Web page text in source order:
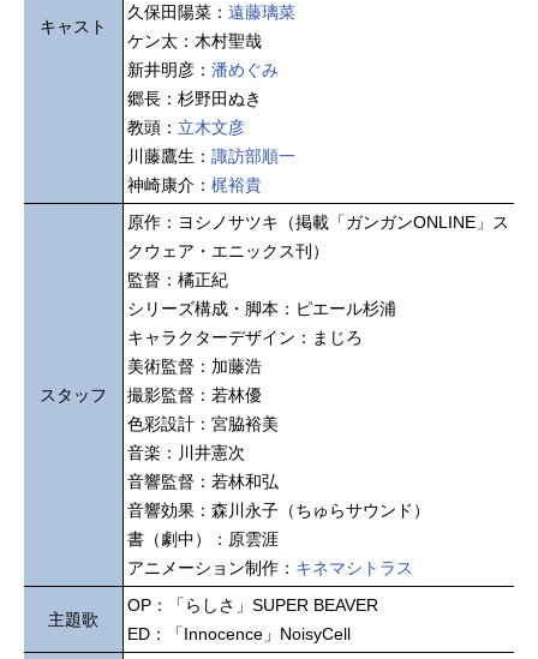
キャスト
久保田陽菜： 遠藤璃菜
ケン太：木村聖哉
新井明彦： 潘めぐみ
郷長：杉野田ぬき
教頭： 立木文彦
川藤鷹生： 諏訪部順一
神崎康介： 梶裕貴
スタッフ
原作：ヨシノサツキ（掲載「ガンガンONLINE」ス
クウェア・エニックス刊）
監督：橘正紀
シリーズ構成・脚本：ピエール杉浦
キャラクターデザイン：まじろ
美術監督：加藤浩
撮影監督：若林優
色彩設計：宮脇裕美
音楽：川井憲次
音響監督：若林和弘
音響効果：森川永子（ちゅらサウンド）
書（劇中）：原雲涯
アニメーション制作： キネマシトラス
主題歌
OP：「らしさ」SUPER BEAVER
ED：「Innocence」NoisyCell